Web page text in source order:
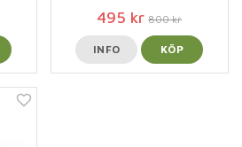
495 kr 800 kr
INFO KÖP